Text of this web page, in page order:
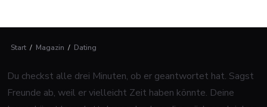
Start / Magazin / Dating
Du checkst alle drei Minuten, ob er geantwortet hat. Sagst
Freunde ab, weil er vielleicht Zeit haben könnte. Deine